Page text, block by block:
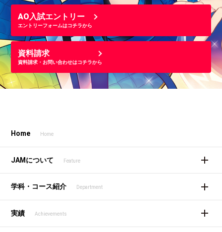
AO入試エントリー
エントリーフォームはコチラから
資料請求
資料請求・お問い合わせはコチラから
Home Home
JAMについて Feature
学科・コース紹介 Department
実績 Achievements